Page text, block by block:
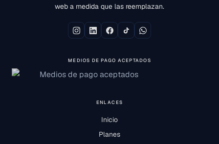
web a medida que las reemplazan.
MEDIOS DE PAGO ACEPTADOS
ENLACES
Inicio
Planes